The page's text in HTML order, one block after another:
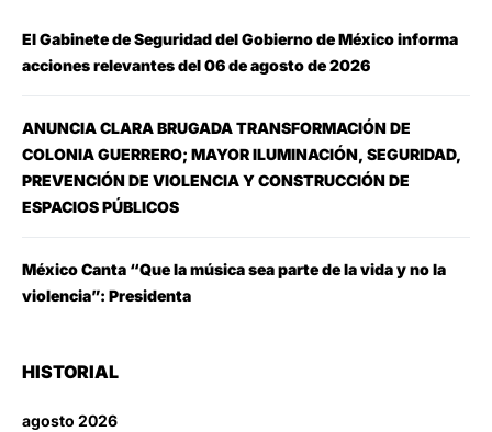
El Gabinete de Seguridad del Gobierno de México informa
acciones relevantes del 06 de agosto de 2026
ANUNCIA CLARA BRUGADA TRANSFORMACIÓN DE
COLONIA GUERRERO; MAYOR ILUMINACIÓN, SEGURIDAD,
PREVENCIÓN DE VIOLENCIA Y CONSTRUCCIÓN DE
ESPACIOS PÚBLICOS
México Canta “Que la música sea parte de la vida y no la
violencia”: Presidenta
HISTORIAL
agosto 2026